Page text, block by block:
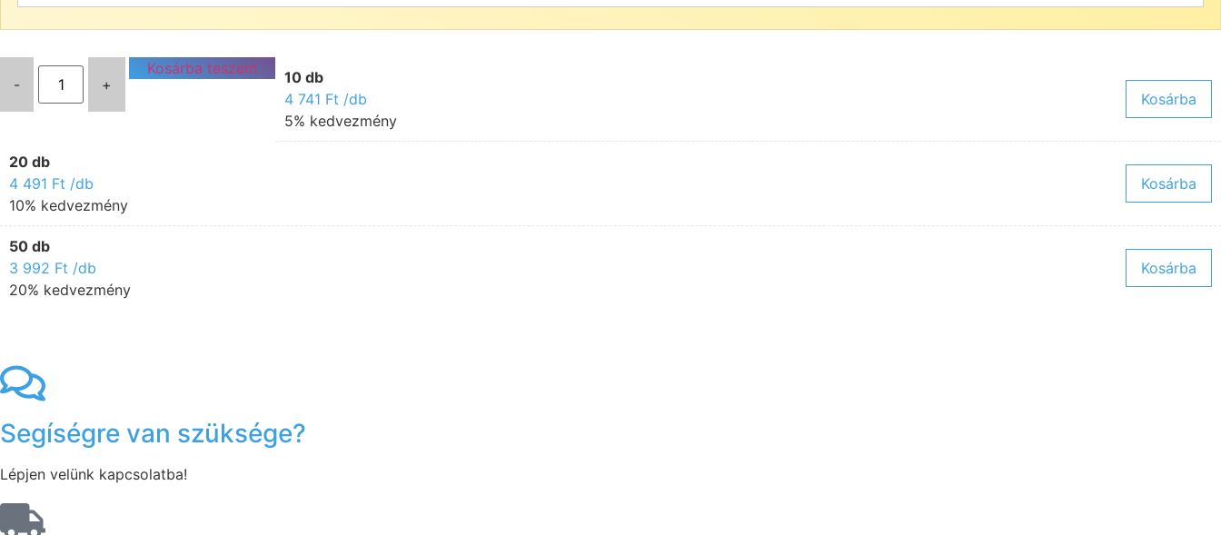
- +
Kosárba teszem
10 db
4 741 Ft /db
5% kedvezmény
Kosárba
20 db
4 491 Ft /db
10% kedvezmény
Kosárba
50 db
3 992 Ft /db
20% kedvezmény
Kosárba
Segíségre van szüksége?
Lépjen velünk kapcsolatba!